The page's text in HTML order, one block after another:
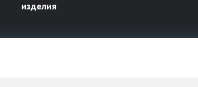
изделия